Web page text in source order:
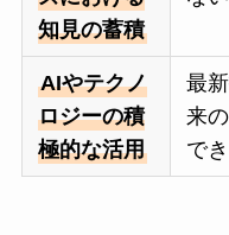
知見の蓄積
AIやテクノ
ロジーの積
極的な活用
最
来
で